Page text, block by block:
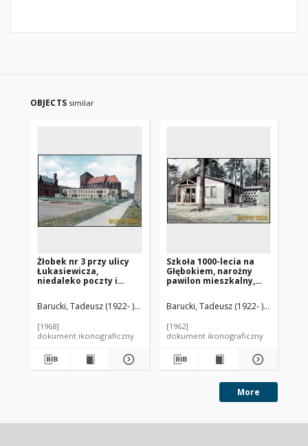
OBJECTS similar
Żłobek nr 3 przy ulicy
Łukasiewicza,
niedaleko poczty i
tle bloki mieszkalne,
Słupsk
Barucki, Tadeusz (1922- ). Fotograf
[1968]
dokument ikonograficzny
Szkoła 1000-lecia na
Głębokiem, narożny
pawilon mieszkalny,
Barucki, Tadeusz (1922- ). Fotograf
[1962]
dokument ikonograficzny
More